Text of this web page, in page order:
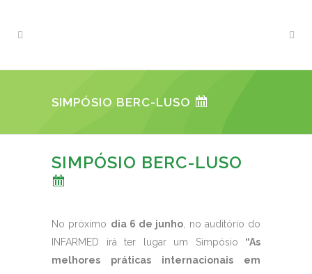
SIMPÓSIO BERC-LUSO
SIMPÓSIO BERC-LUSO
No próximo dia 6 de junho , no auditório do
INFARMED irá ter lugar um Simpósio “As
melhores práticas internacionais em